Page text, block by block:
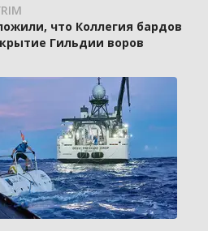
что Коллегия бардов
Гильдии воров